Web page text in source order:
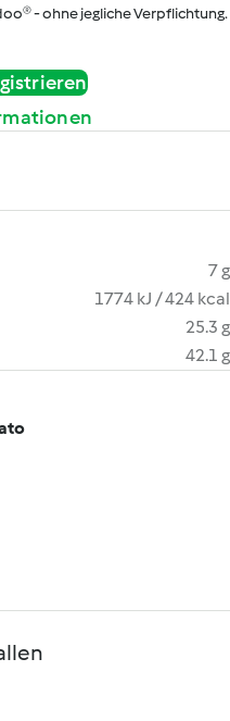
- ohne jegliche Verpflichtung.
7 g
1774 kJ / 424 kcal
25.3 g
42.1 g